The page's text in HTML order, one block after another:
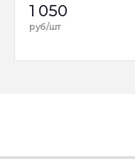
1 050
руб/шт